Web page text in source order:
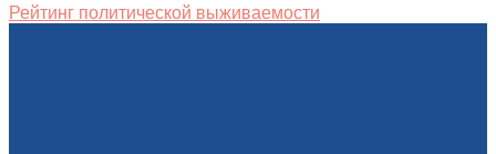
Рейтинг политической выживаемости